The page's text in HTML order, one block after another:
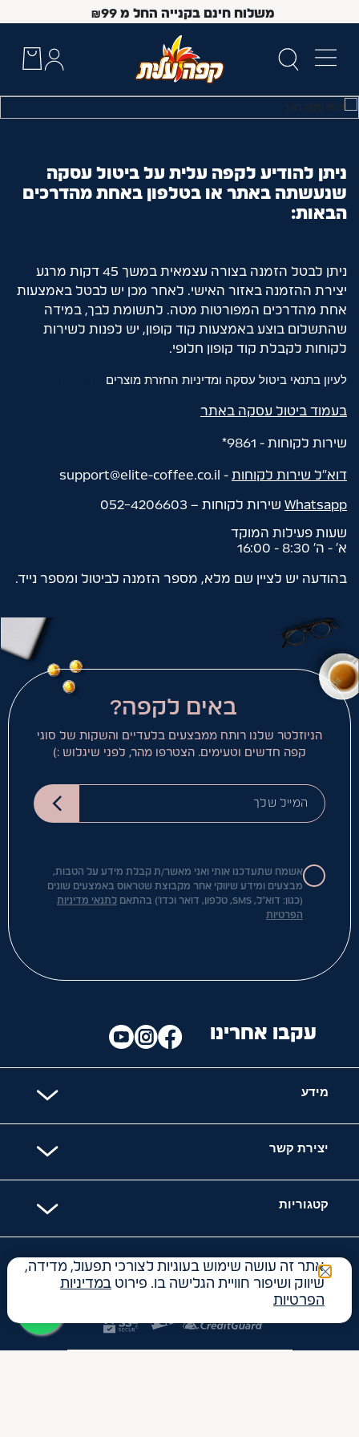
משלוח חינם בקנייה החל מ ₪99
Up and Down arrow keys to navigate search results.
ניתן להודיע לקפה עלית על ביטול עסקה
שנעשתה באתר או בטלפון באחת מהדרכים
הבאות:
ניתן לבטל הזמנה בצורה עצמאית במשך 45 דקות מרגע
יצירת ההזמנה באזור האישי. לאחר מכן יש לבטל באמצעות
אחת מהדרכים המפורטות מטה. לתשומת לבך, במידה
שהתשלום בוצע באמצעות קוד קופון, יש לפנות לשירות
לקוחות לקבלת קוד קופון חלופי.
לעיון בתנאי ביטול עסקה ומדיניות החזרת מוצרים
בעמוד ביטול עסקה באתר
שירות לקוחות - 9861*
דוא"ל שירות לקוחות -
Whatsapp שירות לקוחות – 052-4206603
שעות פעילות המוקד
א׳ - ה׳ 8:30 - 16:00
בהודעה יש לציין שם מלא, מספר הזמנה לביטול ומספר נייד.
באים לקפה?
הניוזלטר שלנו רותח ממבצעים בלעדיים והשקות של סוגי
קפה חדשים וטעימים. הצטרפו מהר, לפני שיגלוש :)
המייל שלך
אשמח שתעדכנו אותי ואני מאשר/ת קבלת מידע על הטבות,
מבצעים ומידע שיווקי אחר מקבוצת שטראוס באמצעים שונים
(כגון: דוא"ל, SMS, טלפון, דואר וכדו') בהתאם
לתנאי מדיניות
הפרטיות
מידע
יצירת קשר
קטגוריות
עקבו אחרינו
האתר מאובטח עם
אתר זה עושה שימוש בעוגיות לצורכי תפעול, מדידה,
שיווק ושיפור חוויית הגלישה בו. פירוט במדיניות
הפרטיות